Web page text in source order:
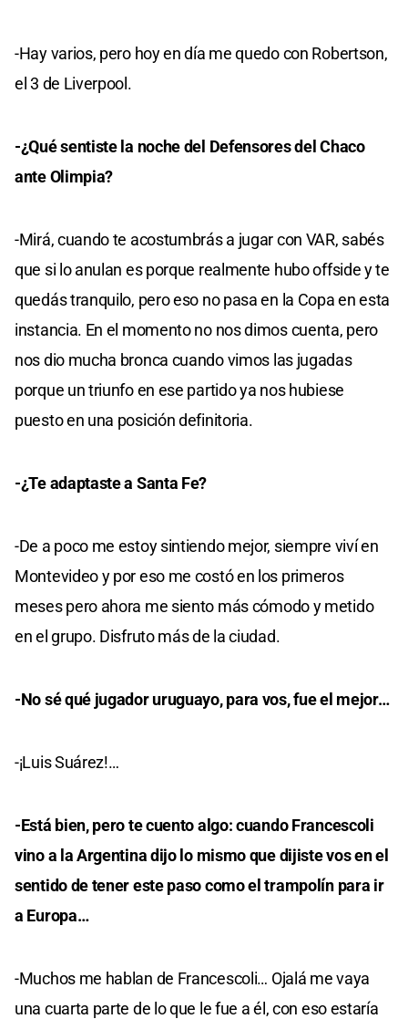
-Hay varios, pero hoy en día me quedo con Robertson,
el 3 de Liverpool.
-¿Qué sentiste la noche del Defensores del Chaco
ante Olimpia?
-Mirá, cuando te acostumbrás a jugar con VAR, sabés
que si lo anulan es porque realmente hubo offside y te
quedás tranquilo, pero eso no pasa en la Copa en esta
instancia. En el momento no nos dimos cuenta, pero
nos dio mucha bronca cuando vimos las jugadas
porque un triunfo en ese partido ya nos hubiese
puesto en una posición definitoria.
-¿Te adaptaste a Santa Fe?
-De a poco me estoy sintiendo mejor, siempre viví en
Montevideo y por eso me costó en los primeros
meses pero ahora me siento más cómodo y metido
en el grupo. Disfruto más de la ciudad.
-No sé qué jugador uruguayo, para vos, fue el mejor…
-¡Luis Suárez!…
-Está bien, pero te cuento algo: cuando Francescoli
vino a la Argentina dijo lo mismo que dijiste vos en el
sentido de tener este paso como el trampolín para ir
a Europa…
-Muchos me hablan de Francescoli… Ojalá me vaya
una cuarta parte de lo que le fue a él, con eso estaría